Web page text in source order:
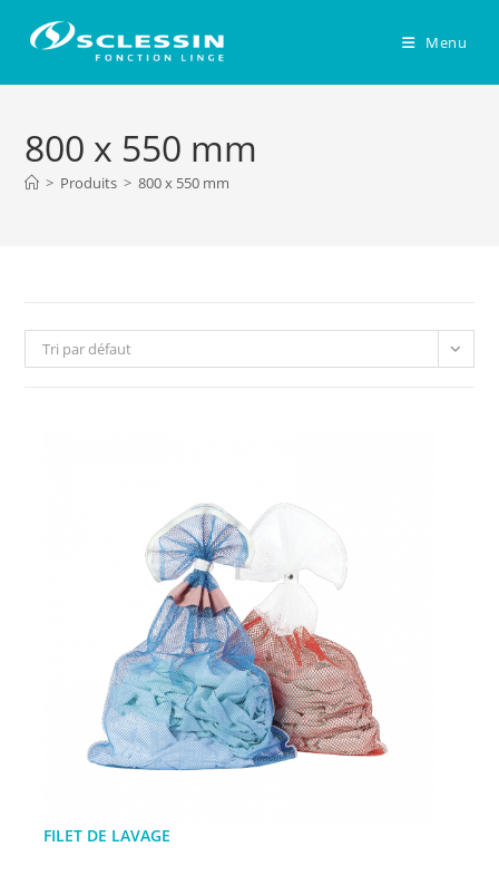
Menu
800 x 550 mm
> Produits > 800 x 550 mm
Tri par défaut
FILET DE LAVAGE